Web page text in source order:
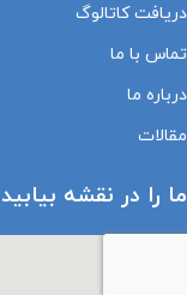
دریافت کاتالوگ
تماس با ما
درباره ما
مقالات
ما را در نقشه بیابید